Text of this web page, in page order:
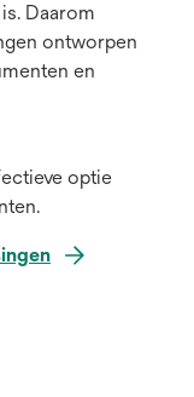
Daarom
ontworpen
en
optie